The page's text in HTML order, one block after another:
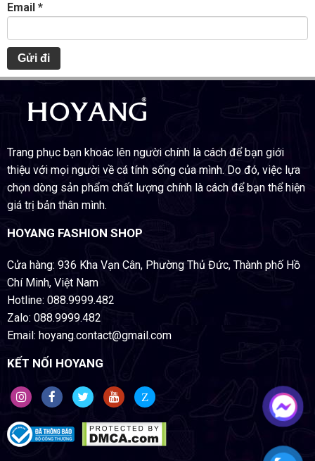
Email *
Trang phục bạn khoác lên người chính là cách để bạn giới
thiệu với mọi người về cá tính sống của mình. Do đó, việc lựa
chọn dòng sản phẩm chất lượng chính là cách để bạn thể hiện
giá trị bản thân mình.
HOYANG FASHION SHOP
Cửa hàng: 936 Kha Vạn Cân, Phường Thủ Đức, Thành phố Hồ
Chí Minh, Việt Nam
Hotline: 088.9999.482
Zalo: 088.9999.482
Email: hoyang.contact@gmail.com
KẾT NỐI HOYANG
Z